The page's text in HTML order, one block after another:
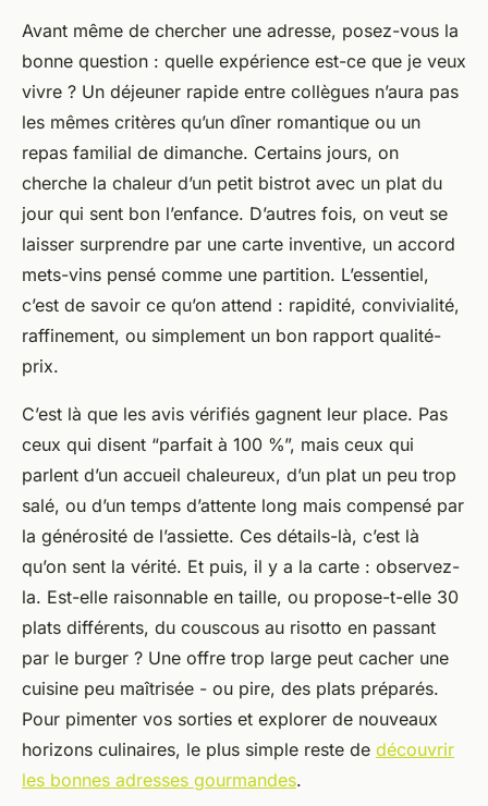
Avant même de chercher une adresse, posez-vous la
bonne question : quelle expérience est-ce que je veux
vivre ? Un déjeuner rapide entre collègues n’aura pas
les mêmes critères qu’un dîner romantique ou un
repas familial de dimanche. Certains jours, on
cherche la chaleur d’un petit bistrot avec un plat du
jour qui sent bon l’enfance. D’autres fois, on veut se
laisser surprendre par une carte inventive, un accord
mets-vins pensé comme une partition. L’essentiel,
c’est de savoir ce qu’on attend : rapidité, convivialité,
raffinement, ou simplement un bon rapport qualité-
prix.
C’est là que les avis vérifiés gagnent leur place. Pas
ceux qui disent “parfait à 100 %”, mais ceux qui
parlent d’un accueil chaleureux, d’un plat un peu trop
salé, ou d’un temps d’attente long mais compensé par
la générosité de l’assiette. Ces détails-là, c’est là
qu’on sent la vérité. Et puis, il y a la carte : observez-
la. Est-elle raisonnable en taille, ou propose-t-elle 30
plats différents, du couscous au risotto en passant
par le burger ? Une offre trop large peut cacher une
cuisine peu maîtrisée - ou pire, des plats préparés.
Pour pimenter vos sorties et explorer de nouveaux
horizons culinaires, le plus simple reste de découvrir
les bonnes adresses gourmandes.